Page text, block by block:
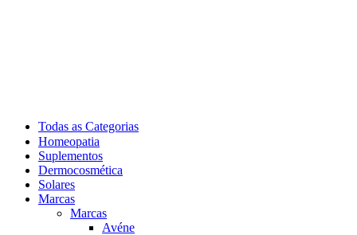
Todas as Categorias
Homeopatia
Suplementos
Dermocosmética
Solares
Marcas
Marcas
Avéne